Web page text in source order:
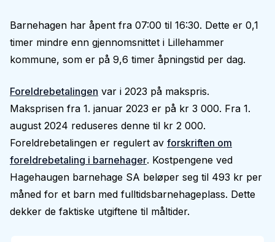
Barnehagen har åpent fra 07:00 til 16:30. Dette er 0,1
timer mindre enn gjennomsnittet i Lillehammer
kommune, som er på 9,6 timer åpningstid per dag.
Foreldrebetalingen var i 2023 på makspris.
Maksprisen fra 1. januar 2023 er på kr 3 000. Fra 1.
august 2024 reduseres denne til kr 2 000.
Foreldrebetalingen er regulert av forskriften om
foreldrebetaling i barnehager. Kostpengene ved
Hagehaugen barnehage SA beløper seg til 493 kr per
måned for et barn med fulltidsbarnehageplass. Dette
dekker de faktiske utgiftene til måltider.